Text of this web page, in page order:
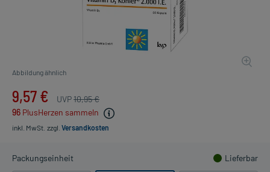
Abbildung ähnlich
9,57 € UVP10,95 €
96 PlusHerzen sammeln
inkl. MwSt. zzgl. Versandkosten
Packungseinheit Lieferbar